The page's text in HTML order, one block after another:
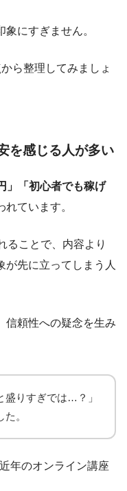
にすぎません。
ら整理してみましょ
を感じる人が多い
」「初心者でも稼げ
ています。
ることで、内容より
が先に立ってしまう人
信頼性への疑念を生み
盛りすぎでは…？」
。
年のオンライン講座